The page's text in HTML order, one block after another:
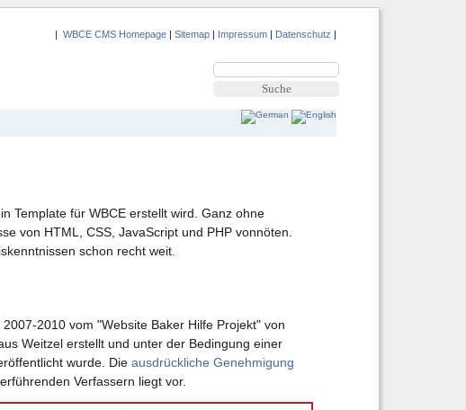
|WBCE CMS Homepage |Sitemap | Impressum | Datenschutz |
Template für WBCE erstellt wird. Ganz ohne
von HTML, CSS, JavaScript und PHP vonnöten.
schon recht weit.
2010 vom "Website Baker Hilfe Projekt" von
Weitzel erstellt und unter der Bedingung einer
wurde. Dieausdrückliche Genehmigung
Verfassern liegt vor.